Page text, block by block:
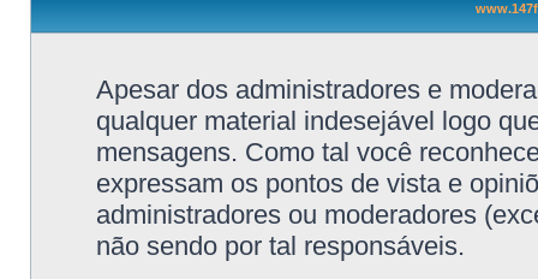
Apesar dos administradores e
qualquer material indesejável logo
mensagens. Como tal você
expressam os pontos de vista e
administradores ou moderadores
não sendo por tal responsáveis.